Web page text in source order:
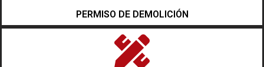
PERMISO DE DEMOLICIÓN